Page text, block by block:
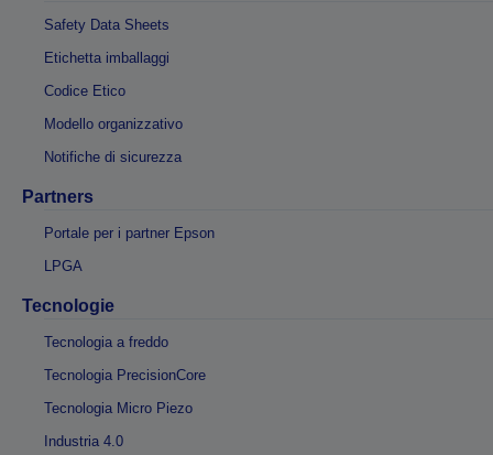
Safety Data Sheets
Etichetta imballaggi
Codice Etico
Modello organizzativo
Notifiche di sicurezza
Partners
Portale per i partner Epson
LPGA
Tecnologie
Tecnologia a freddo
Tecnologia PrecisionCore
Tecnologia Micro Piezo
Industria 4.0